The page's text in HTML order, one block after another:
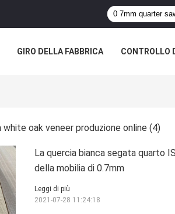
GIRO DELLA FABBRICA CONTROLLO
oak veneer produzione online (4)
La quercia bianca segata quarto
della mobilia di 0.7mm
Leggi di più
2021-07-28 11:24:18